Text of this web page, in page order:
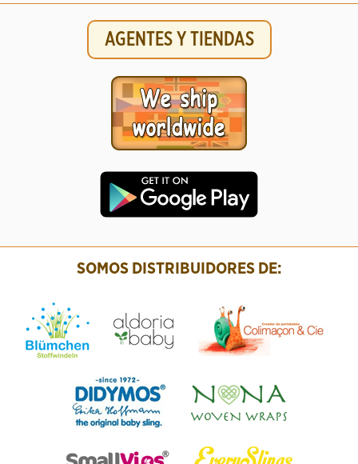
AGENTES Y TIENDAS
SOMOS DISTRIBUIDORES DE: